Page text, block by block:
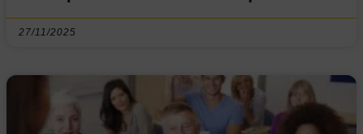
27/11/2025